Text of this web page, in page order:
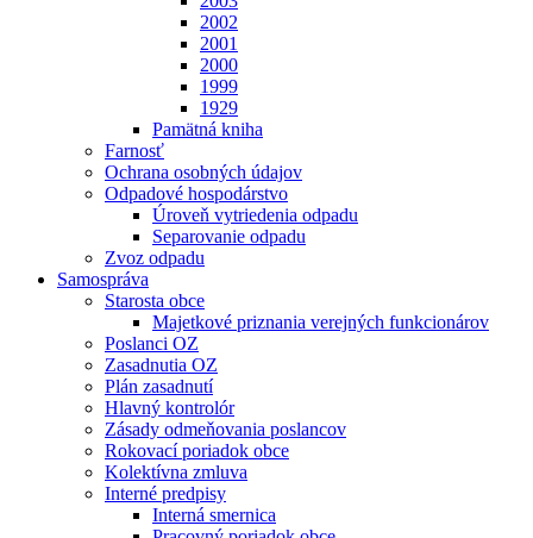
2002
2001
2000
1999
1929
Pamätná kniha
Farnosť
Ochrana osobných údajov
Odpadové hospodárstvo
Úroveň vytriedenia odpadu
Separovanie odpadu
Zvoz odpadu
Samospráva
Starosta obce
Majetkové priznania verejných funkcionárov
Poslanci OZ
Zasadnutia OZ
Plán zasadnutí
Hlavný kontrolór
Zásady odmeňovania poslancov
Rokovací poriadok obce
Kolektívna zmluva
Interné predpisy
Interná smernica